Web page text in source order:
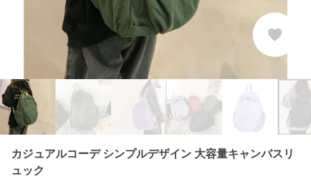
カジュアルコーデ シンプルデザイン 大容量キャンバスリ
ュック